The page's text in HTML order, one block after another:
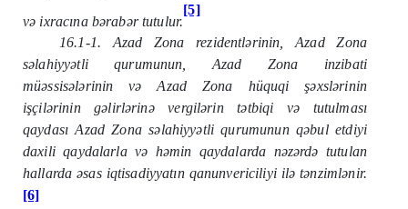
və ixracına bərabər tutulur.
[5]
16.1-1. Azad Zona rezidentlərinin, Azad Zona
səlahiyyətli qurumunun, Azad Zona inzibati
müəssisələrinin və Azad Zona hüquqi şəxslərinin
işçilərinin gəlirlərinə vergilərin tətbiqi və tutulması
qaydası Azad Zona səlahiyyətli qurumunun qəbul etdiyi
daxili qaydalarla və həmin qaydalarda nəzərdə tutulan
hallarda əsas iqtisadiyyatın qanunvericiliyi ilə tənzimlənir.
[6]